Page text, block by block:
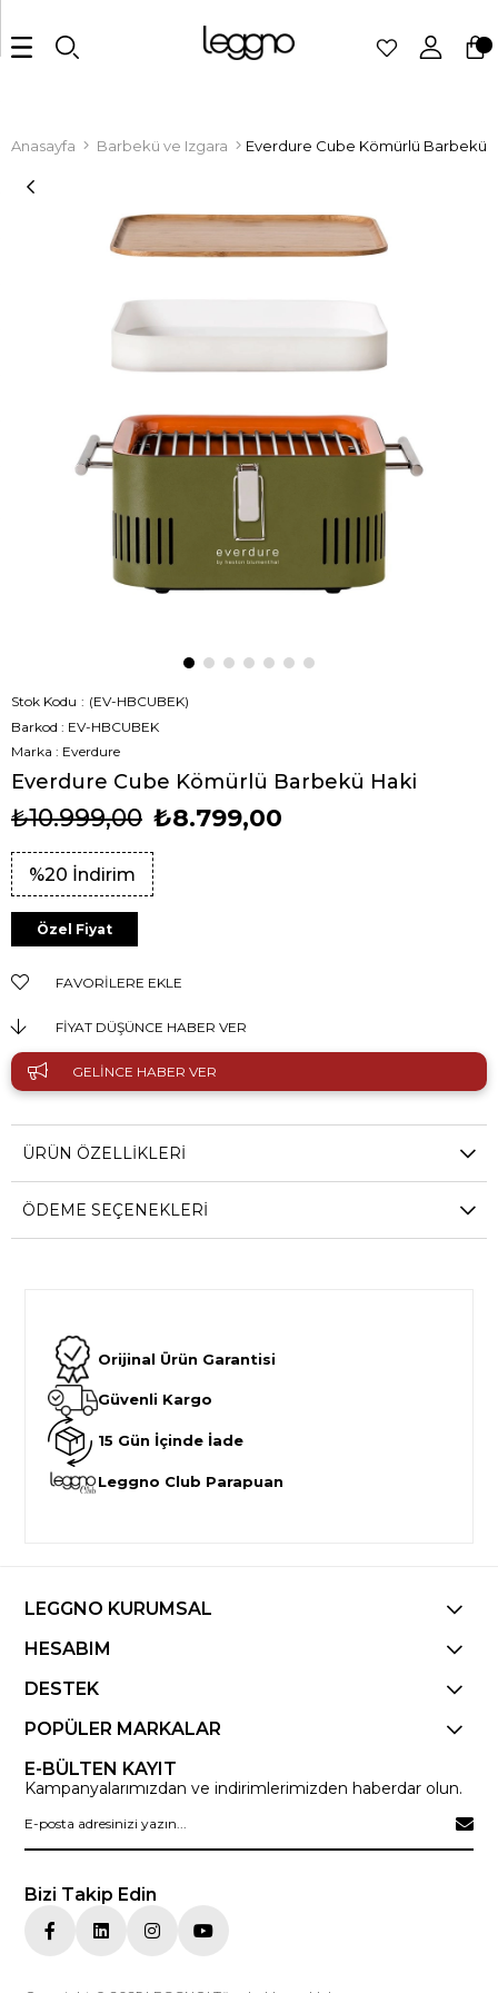
Anasayfa Barbekü ve Izgara Everdure Cube Kömürlü Barbekü
Stok Kodu
(EV-HBCUBEK)
Barkod : EV-HBCUBEK
Marka : Everdure
Everdure Cube Kömürlü Barbekü Haki
%20 İndirim
₺10.999,00 ₺8.799,00
Özel Fiyat
FAVORILERE EKLE
FIYAT DÜŞÜNCE HABER VER
GELINCE HABER VER
ÜRÜN ÖZELLIKLERI
ÖDEME SEÇENEKLERI
Orijinal Ürün Garantisi
Güvenli Kargo
15 Gün İçinde İade
Leggno Club Parapuan
LEGGNO KURUMSAL
HESABIM
DESTEK
POPÜLER MARKALAR
E-BÜLTEN KAYIT
Kampanyalarımızdan ve indirimlerimizden haberdar olun.
Bizi Takip Edin